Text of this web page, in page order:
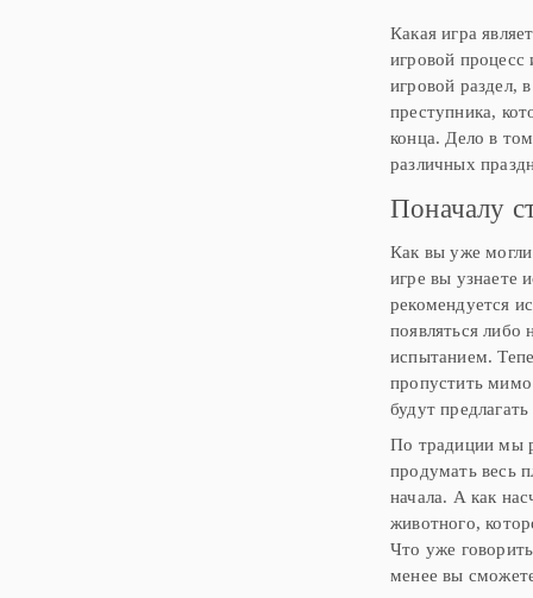
Какая игра
игровой
игровой раздел,
преступника,
конца. Дело в
различных
Поначалу
Как вы уже
игре вы узнаете
рекомендуется
появляться
испытанием.
пропустить
будут
По традиции мы
продумать весь
начала. А как
животного,
Что уже
менее вы